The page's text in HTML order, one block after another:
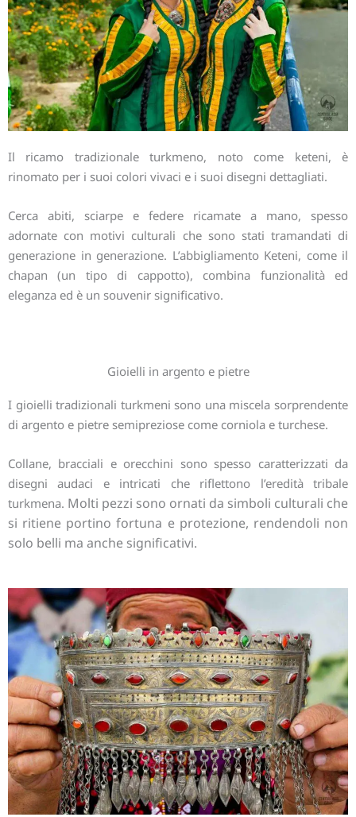
Il ricamo tradizionale turkmeno, noto come keteni, è
rinomato per i suoi colori vivaci e i suoi disegni dettagliati.
Cerca abiti, sciarpe e federe ricamate a mano, spesso
adornate con motivi culturali che sono stati tramandati di
generazione in generazione. L’abbigliamento Keteni, come il
chapan (un tipo di cappotto), combina funzionalità ed
eleganza ed è un souvenir significativo.
Gioielli in argento e pietre
I gioielli tradizionali turkmeni sono una miscela sorprendente
di argento e pietre semipreziose come corniola e turchese.
Collane, bracciali e orecchini sono spesso caratterizzati da
disegni audaci e intricati che riflettono l’eredità tribale
turkmena. Molti pezzi sono ornati da simboli culturali che
si ritiene portino fortuna e protezione, rendendoli non
solo belli ma anche significativi.